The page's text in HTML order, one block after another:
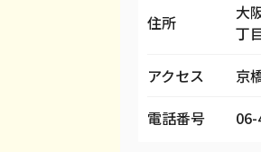
住所
大
丁
アクセス
京
電話番号